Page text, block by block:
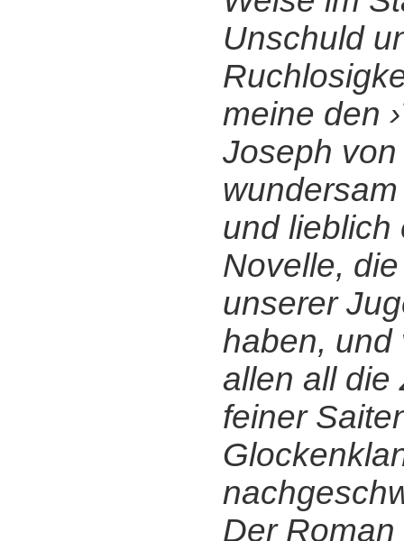
Unschuld
meine den
Joseph
und lieblich
Novelle,
unserer
haben, und
allen all die
feiner
Der